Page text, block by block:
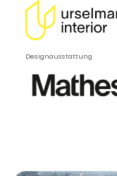
Designausstattung